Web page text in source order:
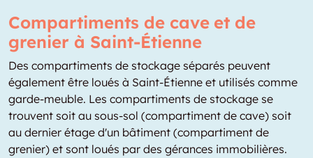
Compartiments de cave et de
grenier à Saint-Étienne
Des compartiments de stockage séparés peuvent
également être loués à Saint-Étienne et utilisés comme
garde-meuble. Les compartiments de stockage se
trouvent soit au sous-sol (compartiment de cave) soit
au dernier étage d'un bâtiment (compartiment de
grenier) et sont loués par des gérances immobilières.